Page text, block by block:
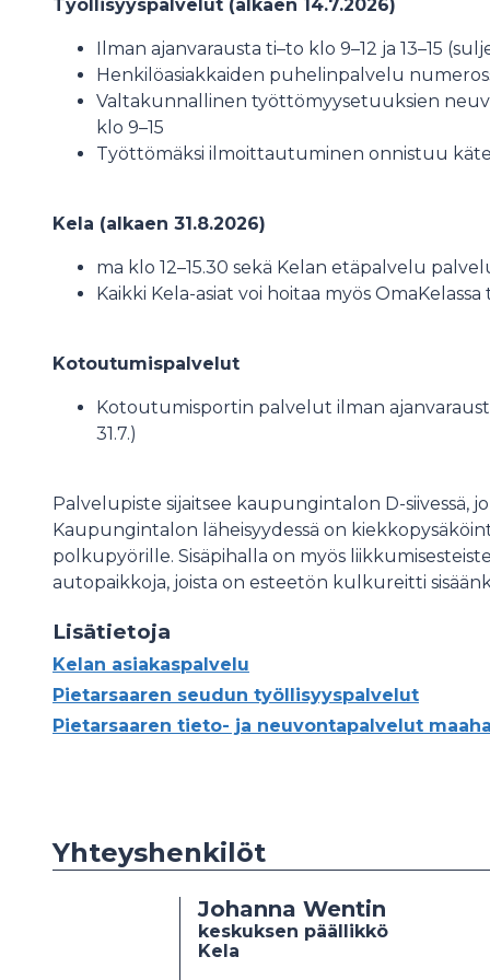
Työllisyyspalvelut (alkaen 14.7.2026)
Ilman ajanvarausta ti–to klo 9–12 ja 13–15
Henkilöasiakkaiden puhelinpalvelu
Valtakunnallinen työttömyysetuuksien
klo 9–15
Työttömäksi ilmoittautuminen onnistuu
Kela (alkaen 31.8.2026)
ma klo 12–15.30 sekä Kelan etäpalvelu
Kaikki Kela-asiat voi hoitaa myös
Kotoutumispalvelut
Kotoutumisportin palvelut ilman ajanvarausta
31.7.)
Palvelupiste sijaitsee kaupungintalon D-siivessä,
Kaupungintalon läheisyydessä on
polkupyörille. Sisäpihalla on myös
autopaikkoja, joista on esteetön kulkureitti
Lisätietoja
Kelan asiakaspalvelu
Pietarsaaren seudun työllisyyspalvelut
Pietarsaaren tieto- ja neuvontapalvelut
Yhteyshenkilöt
Johanna Wentin
keskuksen päällikkö
Kela